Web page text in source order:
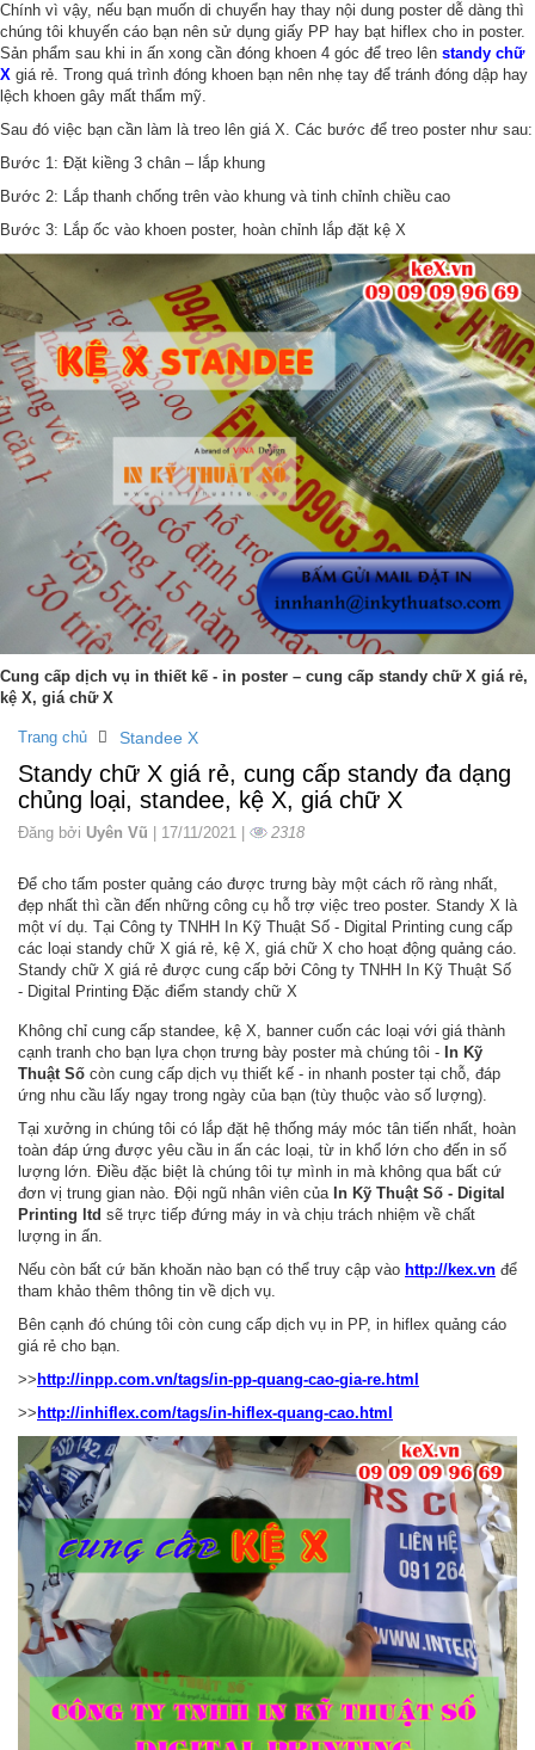
Chính vì vậy, nếu bạn muốn di chuyển hay thay nội dung poster dễ dàng thì
chúng tôi khuyến cáo bạn nên sử dụng giấy PP hay bạt hiflex cho in poster.
Sản phẩm sau khi in ấn xong cần đóng khoen 4 góc để treo lên standy chữ
X giá rẻ. Trong quá trình đóng khoen bạn nên nhẹ tay để tránh đóng dập hay
lệch khoen gây mất thẩm mỹ.
Sau đó việc bạn cần làm là treo lên giá X. Các bước để treo poster như sau:
Bước 1: Đặt kiềng 3 chân – lắp khung
Bước 2: Lắp thanh chống trên vào khung và tinh chỉnh chiều cao
Bước 3: Lắp ốc vào khoen poster, hoàn chỉnh lắp đặt kệ X
Cung cấp dịch vụ in thiết kế - in poster – cung cấp standy chữ X giá rẻ,
kệ X, giá chữ X
Trang chủ Standee X
Standy chữ X giá rẻ, cung cấp standy đa dạng
chủng loại, standee, kệ X, giá chữ X
Đăng bởi Uyên Vũ | 17/11/2021 | 2318
Để cho tấm poster quảng cáo được trưng bày một cách rõ ràng nhất,
đẹp nhất thì cần đến những công cụ hỗ trợ việc treo poster. Standy X là
một ví dụ. Tại Công ty TNHH In Kỹ Thuật Số - Digital Printing cung cấp
các loại standy chữ X giá rẻ, kệ X, giá chữ X cho hoạt động quảng cáo.
Standy chữ X giá rẻ được cung cấp bởi Công ty TNHH In Kỹ Thuật Số
- Digital Printing Đặc điểm standy chữ X
Không chỉ cung cấp standee, kệ X, banner cuốn các loại với giá thành
cạnh tranh cho bạn lựa chọn trưng bày poster mà chúng tôi - In Kỹ
Thuật Số còn cung cấp dịch vụ thiết kế - in nhanh poster tại chỗ, đáp
ứng nhu cầu lấy ngay trong ngày của bạn (tùy thuộc vào số lượng).
Tại xưởng in chúng tôi có lắp đặt hệ thống máy móc tân tiến nhất, hoàn
toàn đáp ứng được yêu cầu in ấn các loại, từ in khổ lớn cho đến in số
lượng lớn. Điều đặc biệt là chúng tôi tự mình in mà không qua bất cứ
đơn vị trung gian nào. Đội ngũ nhân viên của In Kỹ Thuật Số - Digital
Printing ltd sẽ trực tiếp đứng máy in và chịu trách nhiệm về chất
lượng in ấn.
Nếu còn bất cứ băn khoăn nào bạn có thể truy cập vào http://kex.vn để
tham khảo thêm thông tin về dịch vụ.
Bên cạnh đó chúng tôi còn cung cấp dịch vụ in PP, in hiflex quảng cáo
giá rẻ cho bạn.
>>http://inpp.com.vn/tags/in-pp-quang-cao-gia-re.html
>>http://inhiflex.com/tags/in-hiflex-quang-cao.html